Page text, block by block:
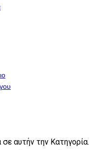
αυτήν την Κατηγορία.